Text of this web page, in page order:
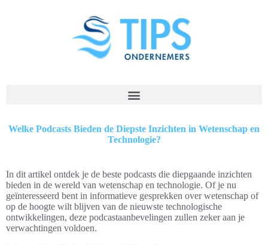
Welke Podcasts Bieden de Diepste Inzichten in Wetenschap en
Technologie?
In dit artikel ontdek je de beste podcasts die diepgaande inzichten
bieden in de wereld van wetenschap en technologie. Of je nu
geïnteresseerd bent in informatieve gesprekken over wetenschap of
op de hoogte wilt blijven van de nieuwste technologische
ontwikkelingen, deze podcastaanbevelingen zullen zeker aan je
verwachtingen voldoen.